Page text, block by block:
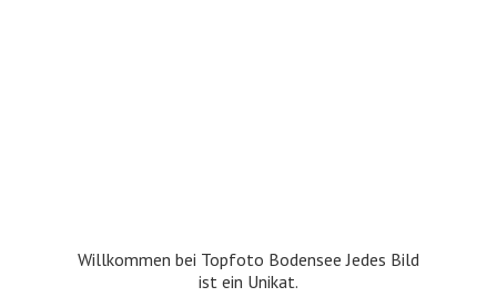
Willkommen bei Topfoto Bodensee Jedes Bild
ist ein Unikat.